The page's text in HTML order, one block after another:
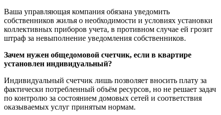
Ваша управляющая компания обязана уведомить
собственников жилья о необходимости и условиях установки
коллективных приборов учета, в противном случае ей грозит
штраф за невыполнение уведомления собственников.
Зачем нужен общедомовой счетчик, если в квартире
установлен индивидуальный?
Индивидуальный счетчик лишь позволяет вносить плату за
фактически потребленный объём ресурсов, но не решает задач
по контролю за состоянием домовых сетей и соответствия
оказываемых услуг принятым нормам.